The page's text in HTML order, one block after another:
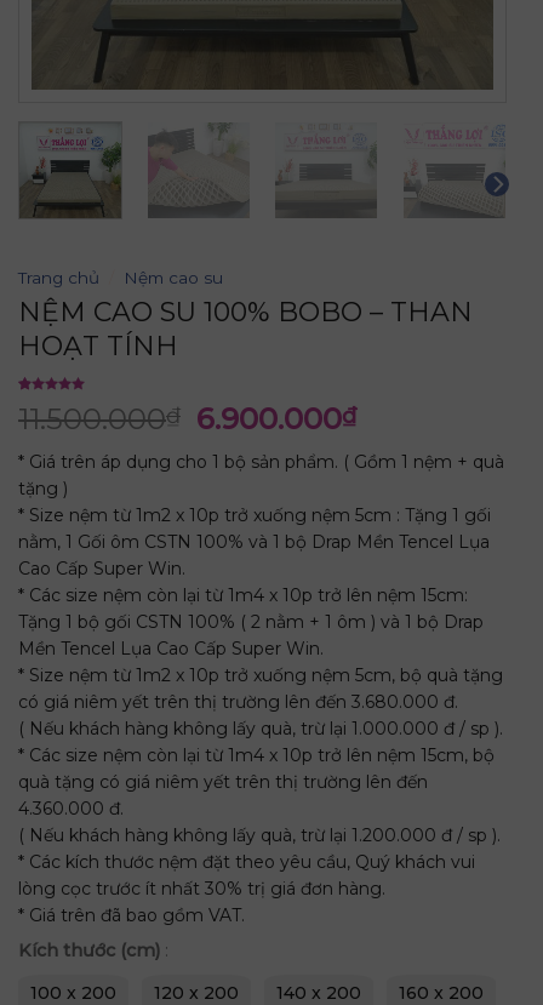
Trang chủ Nệm cao su
NỆM CAO SU 100% BOBO – THAN
HOẠT TÍNH
5 dựa trên
đánh giá
11.500.000₫ 6.900.000₫
* Giá trên áp dụng cho 1 bộ sản phẩm. ( Gồm 1 nệm + quà
tặng )
* Size nệm từ 1m2 x 10p trở xuống nệm 5cm : Tặng 1 gối
nằm, 1 Gối ôm CSTN 100% và 1 bộ Drap Mền Tencel Lụa
Cao Cấp Super Win.
* Các size nệm còn lại từ 1m4 x 10p trở lên nệm 15cm:
Tặng 1 bộ gối CSTN 100% ( 2 nằm + 1 ôm ) và 1 bộ Drap
Mền Tencel Lụa Cao Cấp Super Win.
* Size nệm từ 1m2 x 10p trở xuống nệm 5cm, bộ quà tặng
có giá niêm yết trên thị trường lên đến 3.680.000 đ.
( Nếu khách hàng không lấy quà, trừ lại 1.000.000 đ / sp ).
* Các size nệm còn lại từ 1m4 x 10p trở lên nệm 15cm, bộ
quà tặng có giá niêm yết trên thị trường lên đến
4.360.000 đ.
( Nếu khách hàng không lấy quà, trừ lại 1.200.000 đ / sp ).
* Các kích thước nệm đặt theo yêu cầu, Quý khách vui
lòng cọc trước ít nhất 30% trị giá đơn hàng.
* Giá trên đã bao gồm VAT.
Kích thước (cm) :
100 x 200
120 x 200 140 x 200 160 x 200